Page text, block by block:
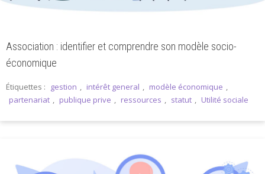
Association : identifier et comprendre son modèle socio-
économique
Étiquettes : gestion , intérêt general , modèle économique ,
partenariat , publique prive , ressources , statut , Utilité sociale